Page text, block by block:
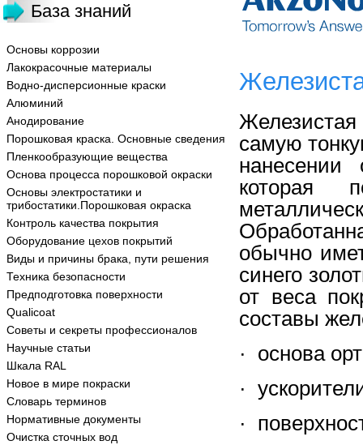
База знаний
Основы коррозии
Лакокрасочные материалы
Водно-дисперсионные краски
Алюминий
Анодирование
Порошковая краска. Основные сведения
Пленкообразующие вещества
Основа процесса порошковой окраски
Основы электростатики и
трибостатики.Порошковая окраска
Контроль качества покрытия
Оборудование цехов покрытий
Виды и причины брака, пути решения
Техника безопасности
Предподготовка поверхности
Qualicoat
Советы и секреты профессионалов
Научные статьи
Шкала RAL
Новое в мире покраски
Словарь терминов
Нормативные документы
Очистка сточных вод
самую
нанесении
которая
обычно
синего
от веса
составы
· основа
·
·